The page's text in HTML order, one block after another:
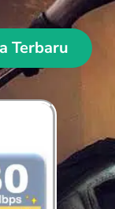
Terbaru